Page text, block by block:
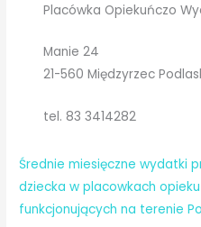
Placówka Opiekuńczo
Manie 24
21-560 Międzyrzec
tel. 83 3414282
Średnie miesięczne wydatki
dziecka w placowkach
funkcjonujących na terenie